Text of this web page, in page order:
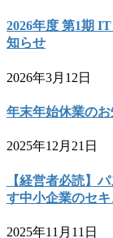
2026年度 第1期
知らせ
2026年3月12日
年末年始休業の
2025年12月21日
【経営者必読】
す中小企業のセ
2025年11月11日